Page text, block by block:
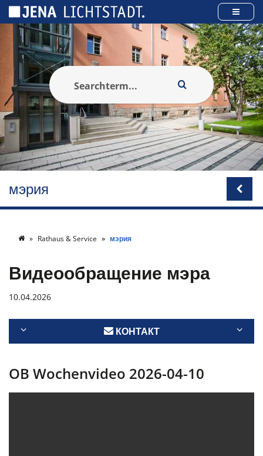
мэрия
Rathaus & Service мэрия
Видеообращение мэра
10.04.2026
КОНТАКТ
OB Wochenvideo 2026-04-10
Панель управления cookies